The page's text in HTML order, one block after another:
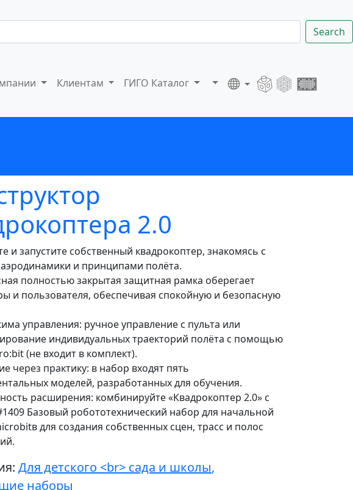
Search
Клиентам ГИГО Каталог
2.0
и запустите собственный квадрокоптер, знакомясь с
и принципами полёта.
полностью закрытая защитная рамка оберегает
и пользователя, обеспечивая спокойную и безопасную
управления: ручное управление с пульта или
индивидуальных траекторий полёта с помощью
(не входит в комплект).
через практику: в набор входят пять
моделей, разработанных для обучения.
расширения: комбинируйте «Квадрокоптер 2.0» с
Базовый робототехнический набор для начальной
для создания собственных сцен, трасс и полос
Для детского <br> сада и школы,
наборы